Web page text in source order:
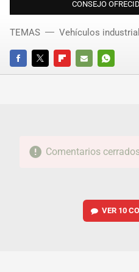
CONSEJO
FACEBOOKTWITTERFLIPBOARD
E-
WHATSAPP
TEMAS Vehículos
Comentarios
VER 10